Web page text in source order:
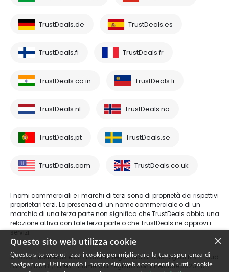
TrustDeals.de TrustDeals.es
TrustDeals.fi TrustDeals.fr
TrustDeals.co.in TrustDeals.li
TrustDeals.nl TrustDeals.no
TrustDeals.pt TrustDeals.se
TrustDeals.com TrustDeals.co.uk
I nomi commerciali e i marchi di terzi sono di proprietà dei rispettivi
proprietari terzi. La presenza di un nome commerciale o di un
marchio di una terza parte non significa che TrustDeals abbia una
relazione attiva con tale terza parte o che TrustDeals ne approvi i
servizi.
© 2026 TrustDeals è un marchio registrato di AMS Digital B.V. - Oud
Laren 1, 1251BL, Laren - numero di registro commerciale 80264174 -
×
Questo sito web utilizza cookie
Questo sito web utilizza i cookie per migliorare la tua esperienza di
navigazione. Utilizzando il nostro sito web acconsenti a tutti i cookie